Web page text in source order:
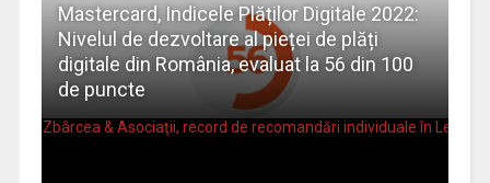
Mastercard, Indicele Plăților Digitale 2022:
Nivelul de dezvoltare al pieței de plăți
digitale din România, evaluat la 56 din 100
de puncte